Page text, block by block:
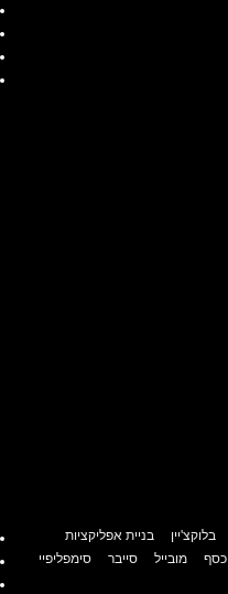
בלוקצ'יין
בניית אפליקציות
כסף מובייל סייבר
סימפליפיי